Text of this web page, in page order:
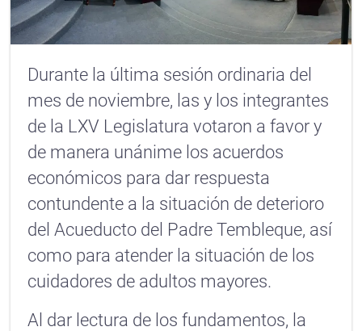
Durante la última sesión ordinaria del
mes de noviembre, las y los integrantes
de la LXV Legislatura votaron a favor y
de manera unánime los acuerdos
económicos para dar respuesta
contundente a la situación de deterioro
del Acueducto del Padre Tembleque, así
como para atender la situación de los
cuidadores de adultos mayores.
Al dar lectura de los fundamentos, la